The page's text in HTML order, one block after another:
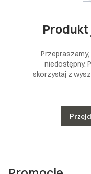
niedostępny.
skorzystaj z